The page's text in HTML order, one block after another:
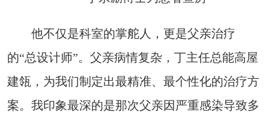
他不仅是科室的掌舵人，更是父亲治疗
的“总设计师”。父亲病情复杂，丁主任总能高屋
建瓴，为我们制定出最精准、最个性化的治疗方
案。我印象最深的是那次父亲因严重感染导致多